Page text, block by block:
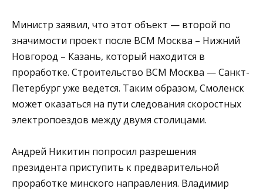
Министр заявил, что этот объект — второй по
значимости проект после ВСМ Москва – Нижний
Новгород – Казань, который находится в
проработке. Строительство ВСМ Москва — Санкт-
Петербург уже ведется. Таким образом, Смоленск
может оказаться на пути следования скоростных
электропоездов между двумя столицами.
Андрей Никитин попросил разрешения
президента приступить к предварительной
проработке минского направления. Владимир